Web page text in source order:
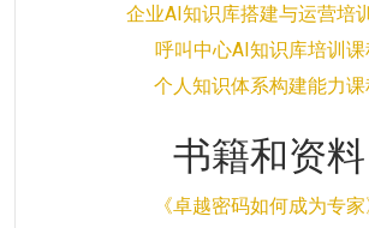
企业AI知识库搭建与运营培
呼叫中心AI知识库培训课
个人知识体系构建能力课
书籍和资料
《卓越密码如何成为专家